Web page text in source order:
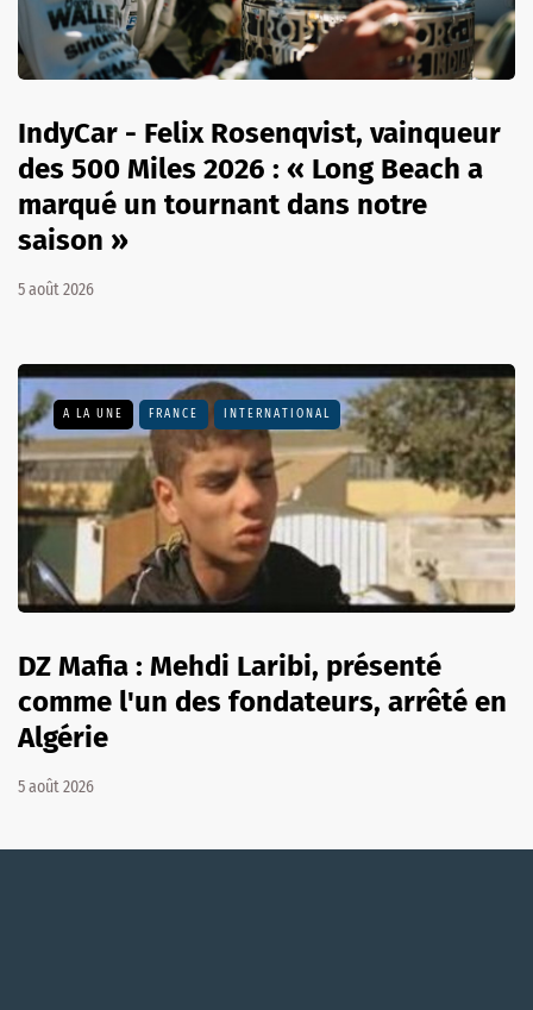
IndyCar - Felix Rosenqvist, vainqueur
des 500 Miles 2026 : « Long Beach a
marqué un tournant dans notre
saison »
5 août 2026
A LA UNE FRANCE INTERNATIONAL
DZ Mafia : Mehdi Laribi, présenté
comme l'un des fondateurs, arrêté en
Algérie
5 août 2026